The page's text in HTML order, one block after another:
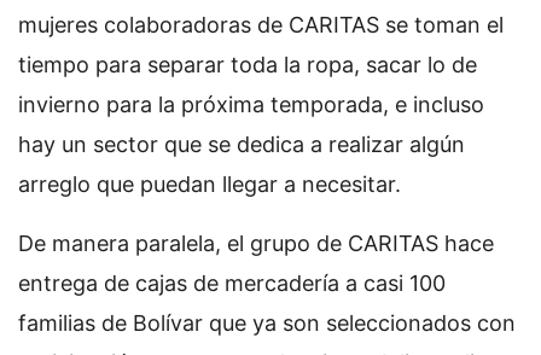
mujeres colaboradoras de CARITAS se toman el
tiempo para separar toda la ropa, sacar lo de
invierno para la próxima temporada, e incluso
hay un sector que se dedica a realizar algún
arreglo que puedan llegar a necesitar.
De manera paralela, el grupo de CARITAS hace
entrega de cajas de mercadería a casi 100
familias de Bolívar que ya son seleccionados con